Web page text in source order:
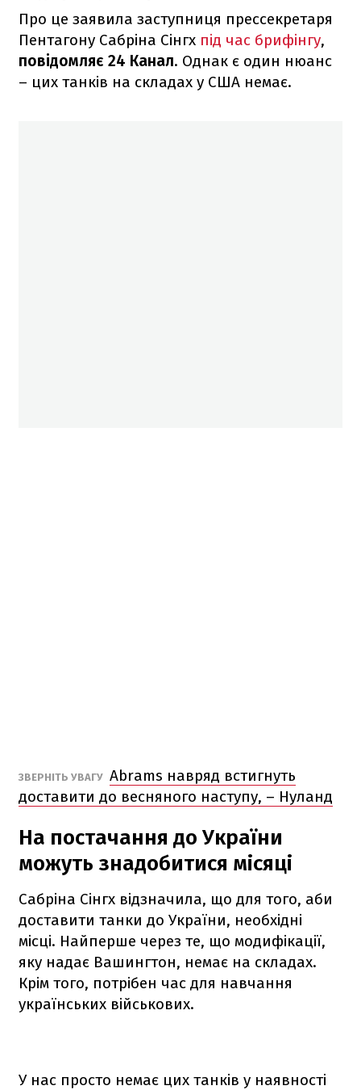
Про це заявила заступниця прессекретаря
Пентагону Сабріна Сінгх під час брифінгу,
повідомляє 24 Канал. Однак є один нюанс
– цих танків на складах у США немає.
ЗВЕРНІТЬ УВАГУ Abrams навряд встигнуть
доставити до весняного наступу, – Нуланд
На постачання до України
можуть знадобитися місяці
Сабріна Сінгх відзначила, що для того, аби
доставити танки до України, необхідні
місці. Найперше через те, що модифікації,
яку надає Вашингтон, немає на складах.
Крім того, потрібен час для навчання
українських військових.
У нас просто немає цих танків у наявності